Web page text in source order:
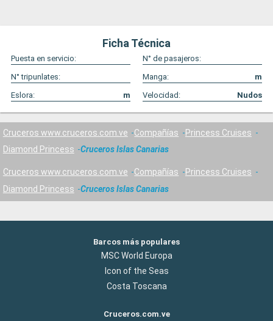
Ficha Técnica
Puesta en servicio:
N° de pasajeros:
N° tripunlates:
Manga:
m
Eslora:
m Velocidad: Nudos
Cruceros www.cruceros.com.ve Compañías
Princess Cruises
Diamond Princess
Cruceros Islas Canarias
Cruceros www.cruceros.com.ve Compañías
Princess Cruises
Diamond Princess
Cruceros Islas Canarias
Barcos más populares
MSC World Europa
Icon of the Seas
Costa Toscana
Cruceros.com.ve